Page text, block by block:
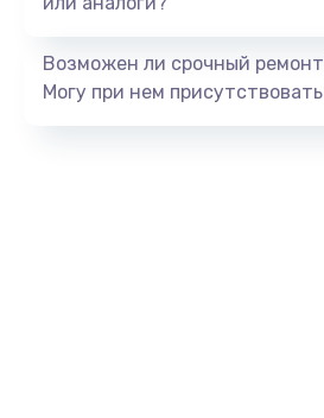
550 руб.
Возможен ли срочный
Могу при нем